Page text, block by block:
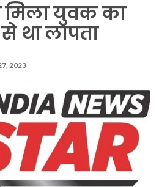
युवक का
था लापता
2023